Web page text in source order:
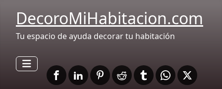
DecoroMiHabitacion.com
Tu espacio de ayuda decorar tu habitación